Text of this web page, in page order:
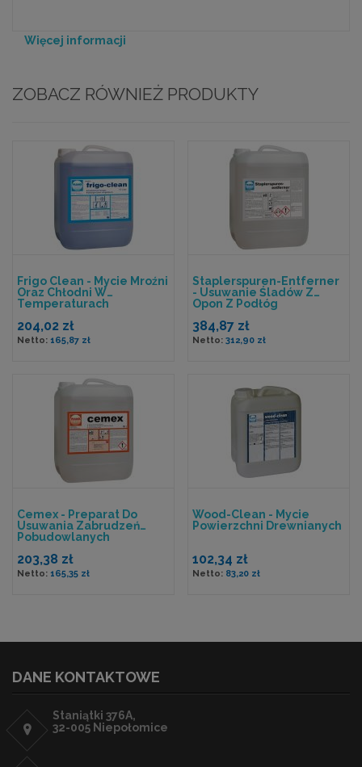
Więcej informacji
ZOBACZ RÓWNIEŻ PRODUKTY
Frigo Clean - Mycie Mroźni
Oraz Chłodni W
Temperaturach
204,02 zł
165,87 zł
Staplerspuren-Entferner
- Usuwanie Śladów Z
Opon Z Podłóg
384,87 zł
312,90 zł
Cemex - Preparat Do
Usuwania Zabrudzeń
Pobudowlanych
203,38 zł
165,35 zł
Wood-Clean - Mycie
Powierzchni Drewnianych
102,34 zł
83,20 zł
DANE KONTAKTOWE
Staniątki 376A,
32-005 Niepołomice